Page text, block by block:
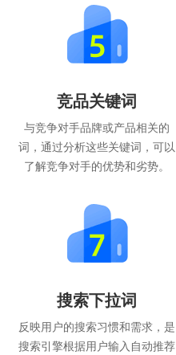
竞品关键词
与竞争对手品牌或产品相关的
词，通过分析这些关键词，可以
了解竞争对手的优势和劣势。
搜索下拉词
反映用户的搜索习惯和需求，是
搜索引擎根据用户输入自动推荐